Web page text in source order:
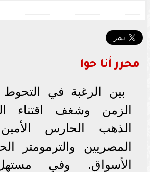
محرر أنا حوا
بين الرغبة في
الزمن وشغف اقتناء
الذهب الحارس
المصريين والترمومتر
الأسواق. وفي